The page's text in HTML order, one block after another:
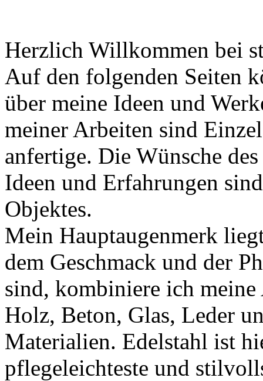
Herzlich Willkommen bei
Auf den folgenden Seiten
über meine Ideen und
meiner Arbeiten sind
anfertige. Die Wünsche
Ideen und Erfahrungen
Objektes.
Mein Hauptaugenmerk
dem Geschmack und der
sind, kombiniere ich
Holz, Beton, Glas, Leder
Materialien. Edelstahl ist
pflegeleichteste und